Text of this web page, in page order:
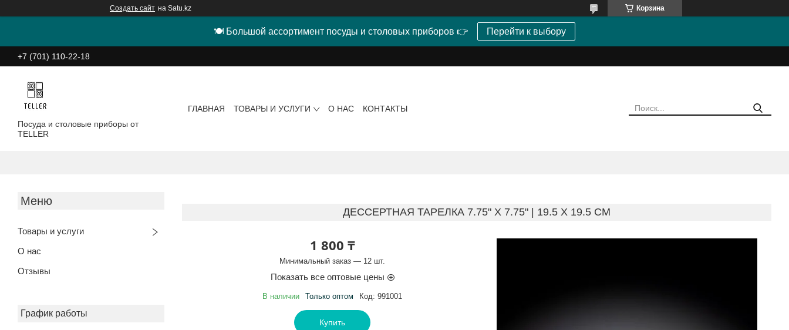
Создать сайт на Satu.kz Корзина
🍽 Большой ассортимент посуды и столовых приборов 👉 Перейти к выбору
+7 (701) 110-22-18
Посуда и столовые приборы от
TELLER
ГЛАВНАЯ ТОВАРЫ И УСЛУГИ О НАС КОНТАКТЫ
Товары и услуги
О нас
Отзывы
График работы
ДЕССЕРТНАЯ ТАРЕЛКА 7.75" X 7.75" | 19.5 X 19.5 CM
1 800 ₸
Минимальный заказ — 12 шт.
Показать все оптовые цены
В наличии Только оптом Код: 991001
Купить